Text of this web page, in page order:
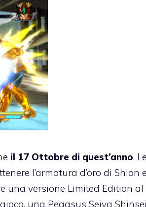
il 17 Ottobre di quest’anno.
l’armatura d’oro di Shion
versione Limited Edition al
una Pegasus Seiya